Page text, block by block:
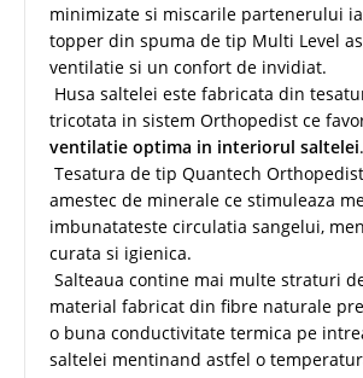
minimizate si miscarile partenerului
topper din spuma de tip Multi Level
ventilatie si un confort de invidiat.
Husa saltelei este fabricata din
tricotata in sistem Orthopedist ce
ventilatie optima in interiorul saltelei.
Tesatura de tip Quantech
amestec de minerale ce stimuleaza
imbunatateste circulatia sangelui,
curata si igienica.
Salteaua contine mai multe straturi
material fabricat din fibre naturale
o buna conductivitate termica pe
saltelei mentinand astfel o